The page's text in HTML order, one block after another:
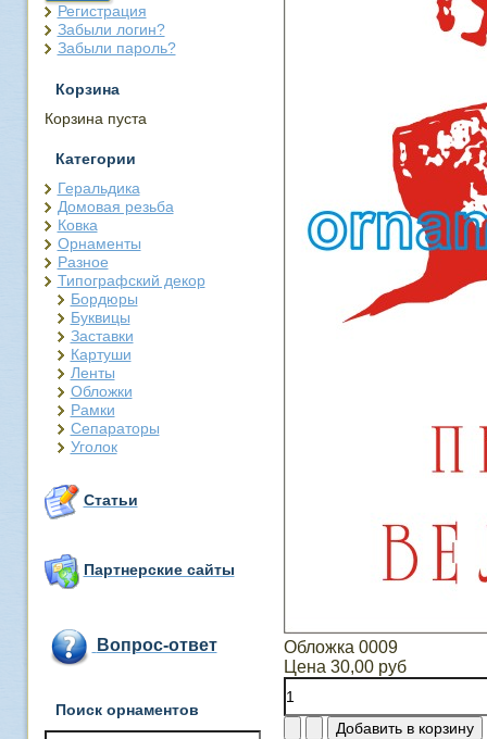
Регистрация
Забыли логин?
Забыли пароль?
Корзина
Корзина пуста
Категории
Геральдика
Домовая резьба
Ковка
Орнаменты
Разное
Типографский декор
Бордюры
Буквицы
Заставки
Картуши
Ленты
Обложки
Рамки
Сепараторы
Уголок
Статьи
Партнерские сайты
Вопрос-ответ
Поиск орнаментов
Обложка 0009
Цена 30,00 руб